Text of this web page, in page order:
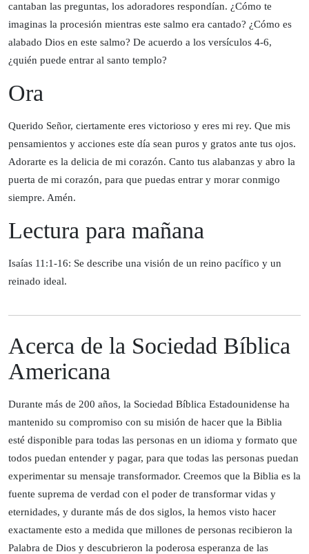
cantaban las preguntas, los adoradores respondían. ¿Cómo te
imaginas la procesión mientras este salmo era cantado? ¿Cómo es
alabado Dios en este salmo? De acuerdo a los versículos 4-6,
¿quién puede entrar al santo templo?
Ora
Querido Señor, ciertamente eres victorioso y eres mi rey. Que mis
pensamientos y acciones este día sean puros y gratos ante tus ojos.
Adorarte es la delicia de mi corazón. Canto tus alabanzas y abro la
puerta de mi corazón, para que puedas entrar y morar conmigo
siempre. Amén.
Lectura para mañana
Isaías 11:1-16: Se describe una visión de un reino pacífico y un
reinado ideal.
Acerca de la Sociedad Bíblica
Americana
Durante más de 200 años, la Sociedad Bíblica Estadounidense ha
mantenido su compromiso con su misión de hacer que la Biblia
esté disponible para todas las personas en un idioma y formato que
todos puedan entender y pagar, para que todas las personas puedan
experimentar su mensaje transformador. Creemos que la Biblia es la
fuente suprema de verdad con el poder de transformar vidas y
eternidades, y durante más de dos siglos, la hemos visto hacer
exactamente esto a medida que millones de personas recibieron la
Palabra de Dios y descubrieron la poderosa esperanza de las